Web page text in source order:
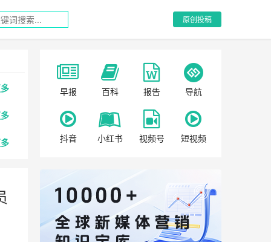
原创投稿
早报 百科 报告 导航
抖音 小红书 视频号 短视频